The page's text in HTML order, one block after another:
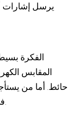
يرسل إشارات
الفكرة
المقابس
حائط. أما من